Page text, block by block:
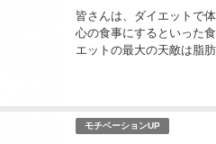
皆さんは、ダイエットで
心の食事にするといった
エットの最大の天敵は脂
モチベーションUP